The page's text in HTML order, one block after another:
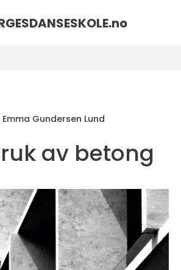
no
Emma Gundersen Lund
av betong